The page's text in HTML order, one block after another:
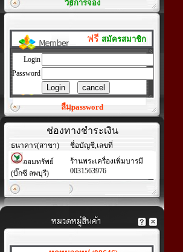
วิธีการจอง
ฟรี สมัครสมาชิก
Login
Password
ลืมpassword
ช่องทางชำระเงิน
ธนาคาร(สาขา)
ชื่อบัญชี,เลขที่
ออมทรัพย์
(บิ๊กซี ลพบุรี)
ร้านพระเครื่องเพิ่มบารมี
0031563976